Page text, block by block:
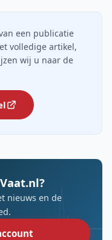
een publicatie
volledige artikel,
wij u naar de
nieuws en de